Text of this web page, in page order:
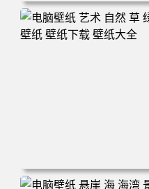
电脑壁纸 风景 自然 码头
壁纸下载 壁纸大全
电脑壁纸 艺术 自然 草 绿